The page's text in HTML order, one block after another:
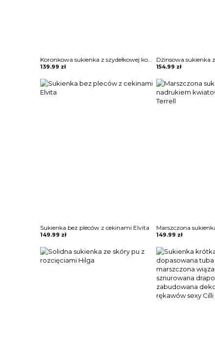
Koronkowa sukienka z szydełkowej koronki colorblock Lavonia
139.99 zł 154.99 zł
Sukienka bez pleców z cekinami Elvita
149.99 zł 149.99 zł